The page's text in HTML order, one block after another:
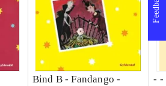
Bind B -Fandango -
- -
Feedback